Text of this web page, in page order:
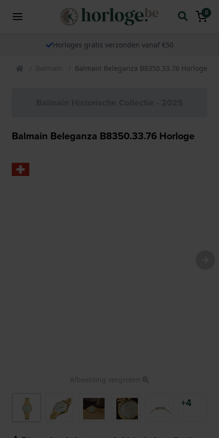
0
Horloges gratis verzonden vanaf €50
Balmain Balmain Beleganza B8350.33.76 Horloge
Balmain Beleganza B8350.33.76 Horloge
Afbeelding vergroten
+4